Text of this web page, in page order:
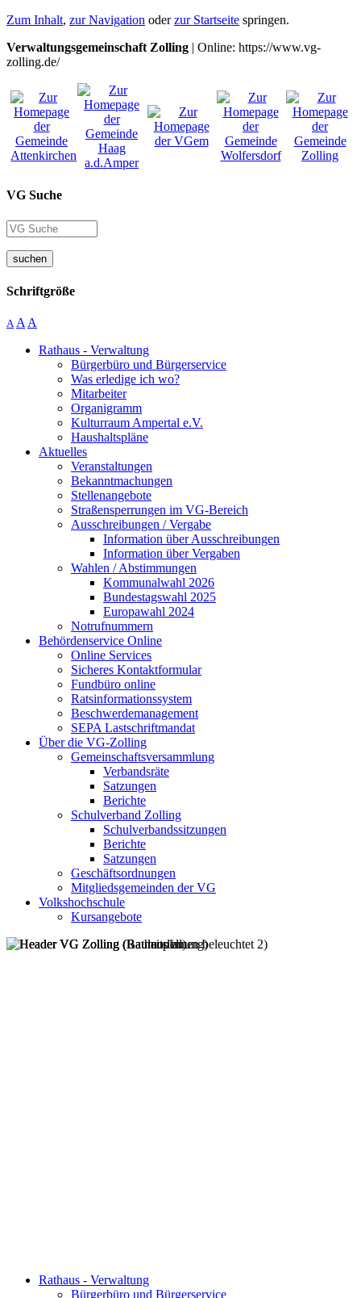
Zum Inhalt, zur Navigation oderzur Startseite springen.
Verwaltungsgemeinschaft Zolling | Online: https://www.vg-
zolling.de/
VG Suche
suchen
Schriftgröße
A A A
Rathaus - Verwaltung
Bürgerbüro und Bürgerservice
Was erledige ich wo?
Mitarbeiter
Organigramm
Kulturraum Ampertal e.V.
Haushaltspläne
Aktuelles
Veranstaltungen
Bekanntmachungen
Stellenangebote
Straßensperrungen im VG-Bereich
Ausschreibungen / Vergabe
Information über Ausschreibungen
Information über Vergaben
Wahlen / Abstimmungen
Kommunalwahl 2026
Bundestagswahl 2025
Europawahl 2024
Notrufnummern
Behördenservice Online
Online Services
Sicheres Kontaktformular
Fundbüro online
Ratsinformationssystem
Beschwerdemanagement
SEPA Lastschriftmandat
Über die VG-Zolling
Gemeinschaftsversammlung
Verbandsräte
Satzungen
Berichte
Schulverband Zolling
Schulverbandssitzungen
Berichte
Satzungen
Geschäftsordnungen
Mitgliedsgemeinden der VG
Volkshochschule
Kursangebote
Rathaus - Verwaltung
Bürgerbüro und Bürgerservice